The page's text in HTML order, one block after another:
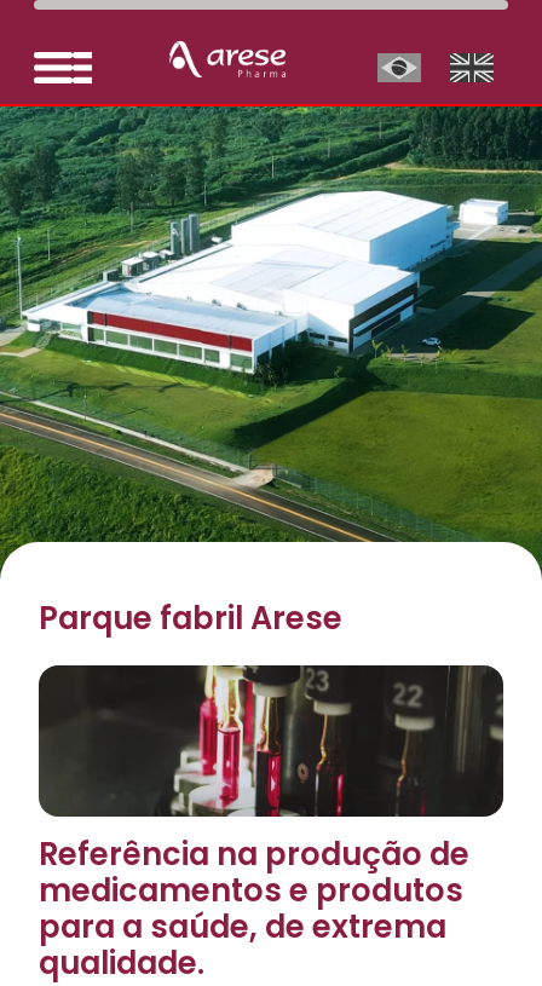
Parque fabril Arese
Referência na produção de
medicamentos e produtos
para a saúde, de extrema
qualidade.